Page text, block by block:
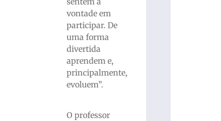
vontade em
participar. De
uma forma
divertida
aprendem e,
principalmente,
evoluem”.
O professor